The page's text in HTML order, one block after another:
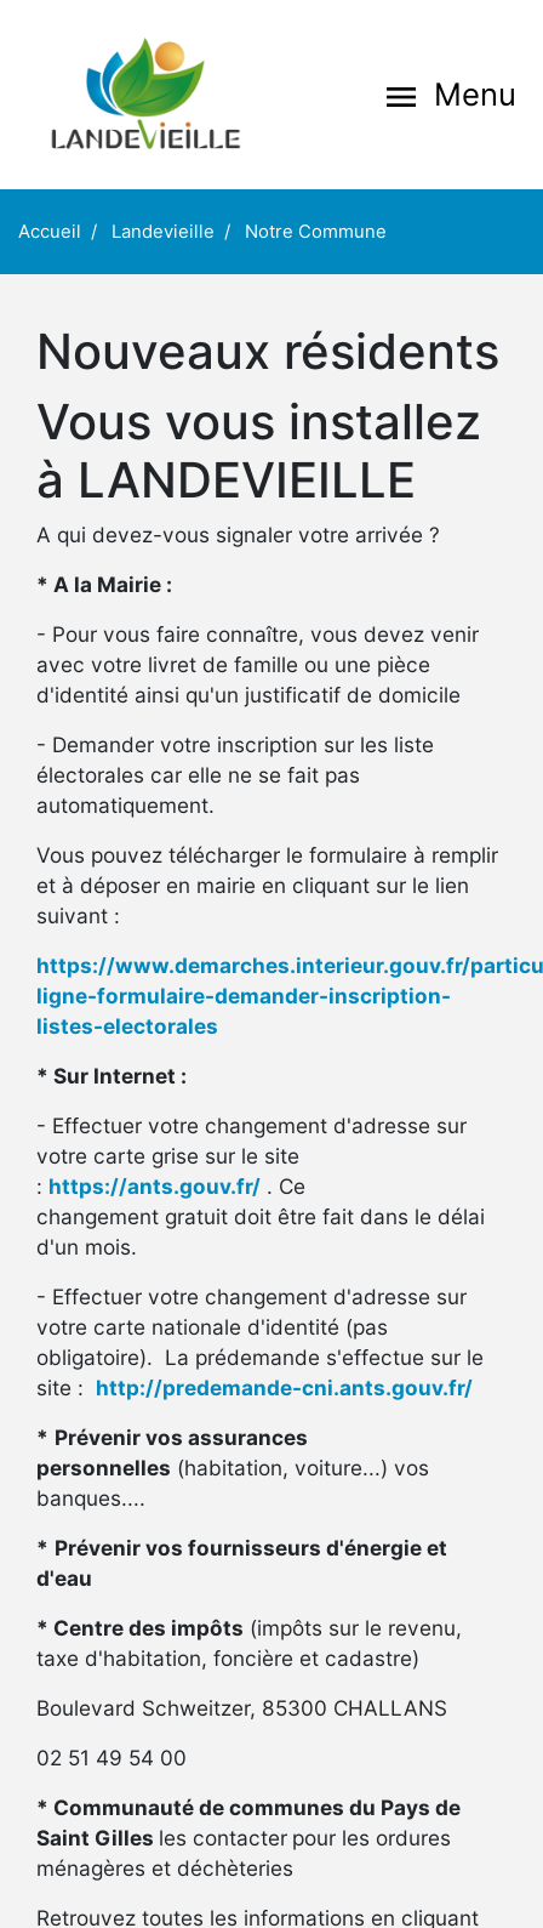
menu Menu
Accueil Landevieille Notre Commune
Nouveaux résidents
Vous vous installez
à LANDEVIEILLE
A qui devez-vous signaler votre arrivée ?
* A la Mairie :
- Pour vous faire connaître, vous devez venir
avec votre livret de famille ou une pièce
d'identité ainsi qu'un justificatif de domicile
- Demander votre inscription sur les liste
électorales car elle ne se fait pas
automatiquement.
Vous pouvez télécharger le formulaire à remplir
et à déposer en mairie en cliquant sur le lien
suivant :
https://www.demarches.interieur.gouv.fr/
ligne-formulaire-demander-inscription-
listes-electorales
* Sur Internet :
- Effectuer votre changement d'adresse sur
votre carte grise sur le site
: https://ants.gouv.fr/ . Ce
changement gratuit doit être fait dans le délai
d'un mois.
- Effectuer votre changement d'adresse sur
votre carte nationale d'identité (pas
obligatoire). La prédemande s'effectue sur le
site : http://predemande-cni.ants.gouv.fr/
* Prévenir vos assurances
personnelles (habitation, voiture...) vos
banques....
* Prévenir vos fournisseurs d'énergie et
d'eau
* Centre des impôts (impôts sur le revenu,
taxe d'habitation, foncière et cadastre)
Boulevard Schweitzer, 85300 CHALLANS
02 51 49 54 00
* Communauté de communes du Pays de
Saint Gilles les contacter pour les ordures
ménagères et déchèteries
Retrouvez toutes les informations en cliquant